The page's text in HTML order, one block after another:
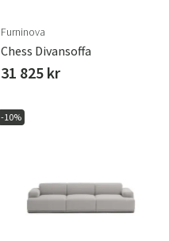
Furninova
Chess Divansoffa
31 825 kr
-10%